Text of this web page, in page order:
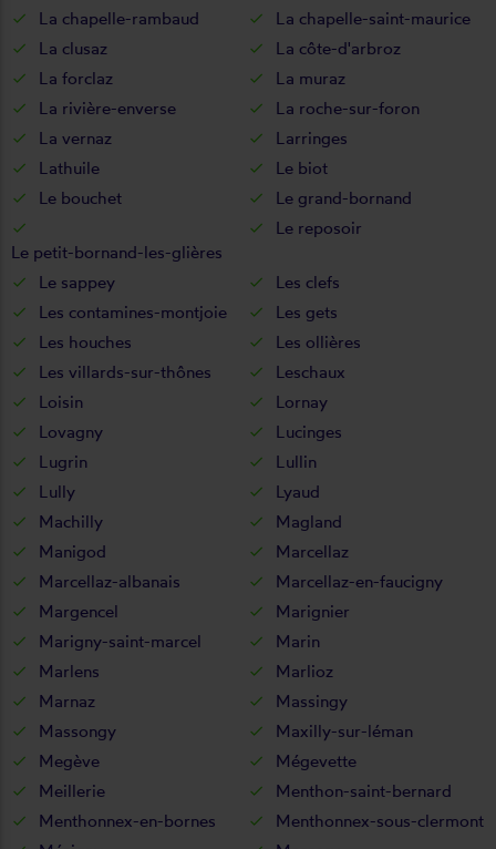
La chapelle-rambaud
La chapelle-saint-maurice
La clusaz
La côte-d'arbroz
La forclaz
La muraz
La rivière-enverse
La roche-sur-foron
La vernaz
Larringes
Lathuile
Le biot
Le bouchet
Le grand-bornand
Le petit-bornand-les-glières
Le reposoir
Le sappey
Les clefs
Les contamines-montjoie
Les gets
Les houches
Les ollières
Les villards-sur-thônes
Leschaux
Loisin
Lornay
Lovagny
Lucinges
Lugrin
Lullin
Lully
Lyaud
Machilly
Magland
Manigod
Marcellaz
Marcellaz-albanais
Marcellaz-en-faucigny
Margencel
Marignier
Marigny-saint-marcel
Marin
Marlens
Marlioz
Marnaz
Massingy
Massongy
Maxilly-sur-léman
Megève
Mégevette
Meillerie
Menthon-saint-bernard
Menthonnex-en-bornes
Menthonnex-sous-clermont